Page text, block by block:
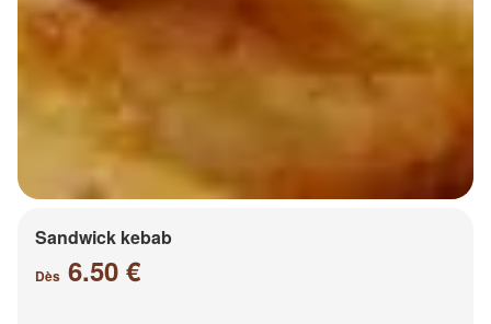
Sandwick kebab
Dès 6.50 €